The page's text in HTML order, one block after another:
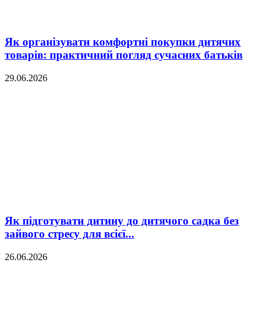
Як організувати комфортні покупки дитячих
товарів: практичний погляд сучасних батьків
29.06.2026
Як підготувати дитину до дитячого садка без
зайвого стресу для всієї...
26.06.2026